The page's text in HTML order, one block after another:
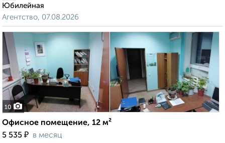
Юбилейная
Агентство, 07.08.2026
10
Офисное помещение, 12 м²
5 535 ₽ в месяц